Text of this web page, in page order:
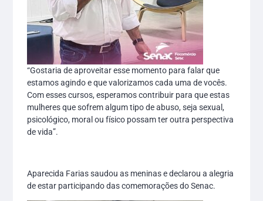
“Gostaria de aproveitar esse momento para falar que
estamos agindo e que valorizamos cada uma de vocês.
Com esses cursos, esperamos contribuir para que estas
mulheres que sofrem algum tipo de abuso, seja sexual,
psicológico, moral ou físico possam ter outra perspectiva
de vida”.
Aparecida Farias saudou as meninas e declarou a alegria
de estar participando das comemorações do Senac.